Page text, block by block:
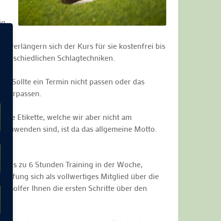
verlängern sich der Kurs für sie kostenfrei bis
Schlagtechniken.
Sollte ein Termin nicht passen oder das
verpassen.
Etikette, welche wir aber nicht am
sind, ist da das allgemeine Motto.
zu 6 Stunden Training in der Woche,
sich als vollwertiges Mitglied über die
Golfer Ihnen die ersten Schritte über den